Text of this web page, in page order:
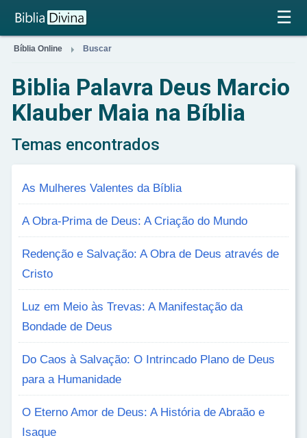
×
☰
Bíblia Online  Buscar
Biblia Palavra Deus Marcio
Klauber Maia na Bíblia
Temas encontrados
As Mulheres Valentes da Bíblia
A Obra-Prima de Deus: A Criação do Mundo
Redenção e Salvação: A Obra de Deus através de
Cristo
Luz em Meio às Trevas: A Manifestação da
Bondade de Deus
Do Caos à Salvação: O Intrincado Plano de Deus
para a Humanidade
O Eterno Amor de Deus: A História de Abraão e
Isaque